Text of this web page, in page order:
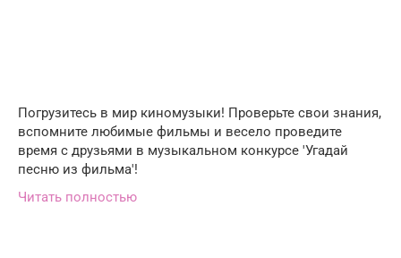
Погрузитесь в мир киномузыки! Проверьте свои знания,
вспомните любимые фильмы и весело проведите
время с друзьями в музыкальном конкурсе 'Угадай
песню из фильма'!
Читать полностью